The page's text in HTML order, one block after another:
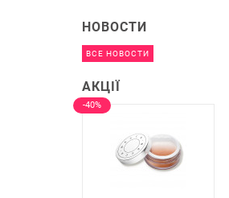
НОВОСТИ
ВСЕ НОВОСТИ
АКЦІЇ
-40%